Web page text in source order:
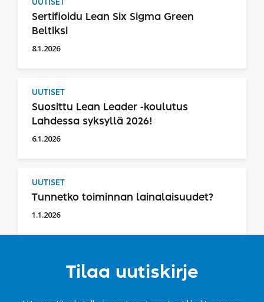
UUTISET
Sertifioidu Lean Six Sigma Green
Beltiksi
8.1.2026
UUTISET
Suosittu Lean Leader -koulutus
Lahdessa syksyllä 2026!
6.1.2026
UUTISET
Tunnetko toiminnan lainalaisuudet?
1.1.2026
Tilaa uutiskirje